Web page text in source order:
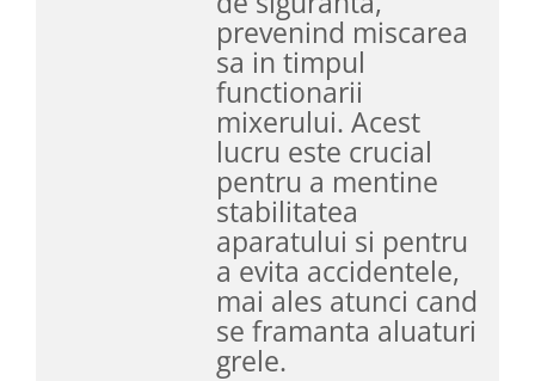
prevenind miscarea
sa in timpul
functionarii
mixerului. Acest
lucru este crucial
pentru a mentine
stabilitatea
aparatului si pentru
a evita accidentele,
mai ales atunci cand
se framanta aluaturi
grele.